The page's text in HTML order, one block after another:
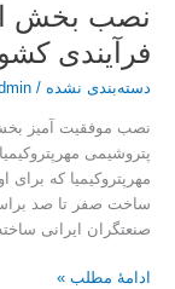
نصب بخش
فرآیندی
دسته‌بندی نشده /
نصب موفقیت آمیز
پتروشیمی
مهرپتروکیمیا که برای
ساخت صفر تا صد
صنعتگران ایرانی
ادامۀ مطلب »